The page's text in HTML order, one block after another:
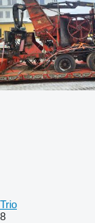
Trio
8